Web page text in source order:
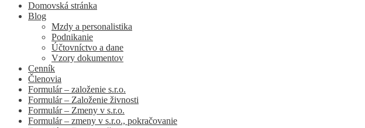
Domovská stránka
Blog
Mzdy a personalistika
Podnikanie
Účtovníctvo a dane
Vzory dokumentov
Cenník
Členovia
Formulár – založenie s.r.o.
Formulár – Založenie živnosti
Formulár – Zmeny v s.r.o.
Formulár – zmeny v s.r.o., pokračovanie